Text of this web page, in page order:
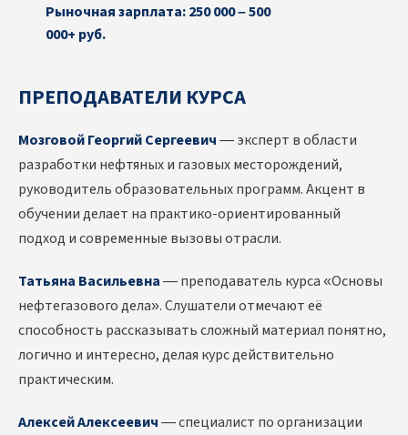
Рыночная зарплата: 250 000 – 500
000+ руб.
ПРЕПОДАВАТЕЛИ КУРСА
Мозговой Георгий Сергеевич— эксперт в области
разработки нефтяных и газовых месторождений,
руководитель образовательных программ. Акцент в
обучении делает на практико-ориентированный
подход и современные вызовы отрасли.
Татьяна Васильевна— преподаватель курса «Основы
нефтегазового дела». Слушатели отмечают её
способность рассказывать сложный материал понятно,
логично и интересно, делая курс действительно
практическим.
Алексей Алексеевич— специалист по организации